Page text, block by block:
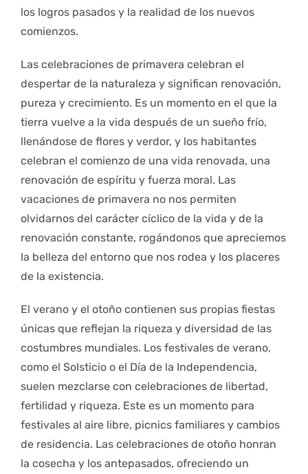
los logros pasados y la realidad de los nuevos
comienzos.
Las celebraciones de primavera celebran el
despertar de la naturaleza y significan renovación,
pureza y crecimiento. Es un momento en el que la
tierra vuelve a la vida después de un sueño frío,
llenándose de flores y verdor, y los habitantes
celebran el comienzo de una vida renovada, una
renovación de espíritu y fuerza moral. Las
vacaciones de primavera no nos permiten
olvidarnos del carácter cíclico de la vida y de la
renovación constante, rogándonos que apreciemos
la belleza del entorno que nos rodea y los placeres
de la existencia.
El verano y el otoño contienen sus propias fiestas
únicas que reflejan la riqueza y diversidad de las
costumbres mundiales. Los festivales de verano,
como el Solsticio o el Día de la Independencia,
suelen mezclarse con celebraciones de libertad,
fertilidad y riqueza. Este es un momento para
festivales al aire libre, picnics familiares y cambios
de residencia. Las celebraciones de otoño honran
la cosecha y los antepasados, ofreciendo un